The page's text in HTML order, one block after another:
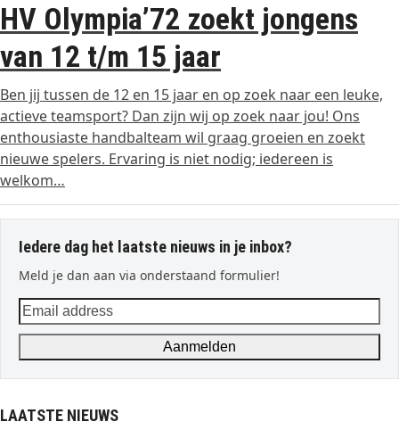
HV Olympia’72 zoekt jongens
van 12 t/m 15 jaar
Ben jij tussen de 12 en 15 jaar en op zoek naar een leuke,
actieve teamsport? Dan zijn wij op zoek naar jou! Ons
enthousiaste handbalteam wil graag groeien en zoekt
nieuwe spelers. Ervaring is niet nodig; iedereen is
welkom…
Iedere dag het laatste nieuws in je inbox?
Meld je dan aan via onderstaand formulier!
Email
address
Aanmelden
LAATSTE NIEUWS